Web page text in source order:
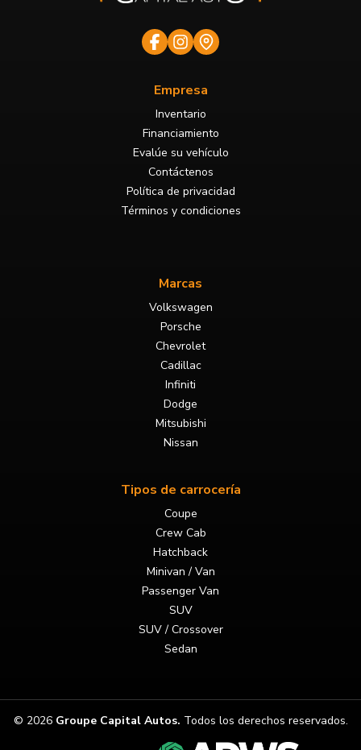
Empresa
Inventario
Financiamiento
Evalúe su vehículo
Contáctenos
Política de privacidad
Términos y condiciones
Marcas
Volkswagen
Porsche
Chevrolet
Cadillac
Infiniti
Dodge
Mitsubishi
Nissan
Tipos de carrocería
Coupe
Crew Cab
Hatchback
Minivan / Van
Passenger Van
SUV
SUV / Crossover
Sedan
© 2026 Groupe Capital Autos. Todos los derechos reservados.